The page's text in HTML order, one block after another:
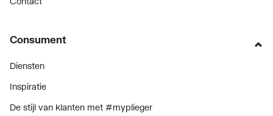
Consument
Diensten
Inspiratie
De stijl van klanten met #myplieger